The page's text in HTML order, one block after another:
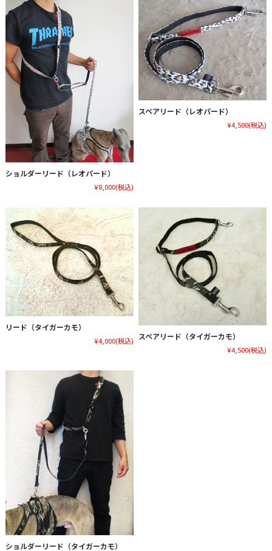
ショルダーリード（レオパード）
¥8,000(税込)
スペアリード（レオパード）
¥4,500(税込)
リード（タイガーカモ）
¥4,000(税込) スペアリード（タイガーカモ）
¥4,500(税込)
ショルダーリード（タイガーカモ）